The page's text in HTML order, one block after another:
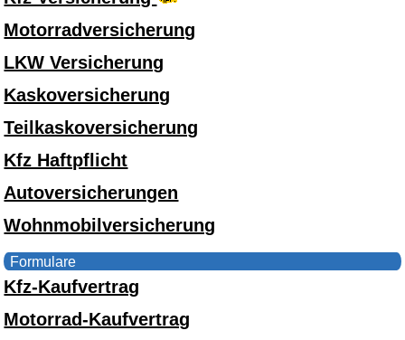
Motorradversicherung
LKW Versicherung
Kaskoversicherung
Teilkaskoversicherung
Kfz Haftpflicht
Autoversicherungen
Wohnmobilversicherung
Formulare
Kfz-Kaufvertrag
Motorrad-Kaufvertrag